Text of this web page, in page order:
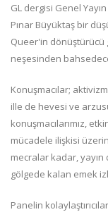
GL dergisi Genel
Pınar Büyüktaş bir
Queer'in dönüştürücü
neşesinden
Konuşmacılar;
ille de hevesi ve
konuşmacılarımız,
mücadele ilişkisi
mecralar kadar, yayın
gölgede kalan emek
Panelin